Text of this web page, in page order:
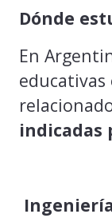
Dónde
En
indicadas